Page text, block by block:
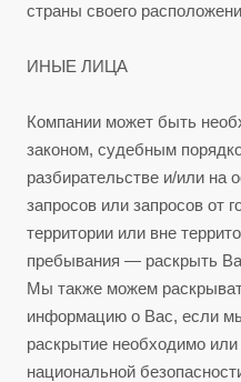
страны своего
ИНЫЕ ЛИЦА
Компании может быть
законом, судебным
разбирательстве и/или на
запросов или запросов от
территории или вне
пребывания — раскрыть
Мы также можем
информацию о Вас, если
раскрытие необходимо
национальной